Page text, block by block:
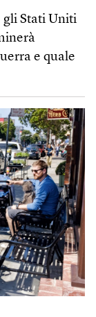
gli Stati Uniti
e quale